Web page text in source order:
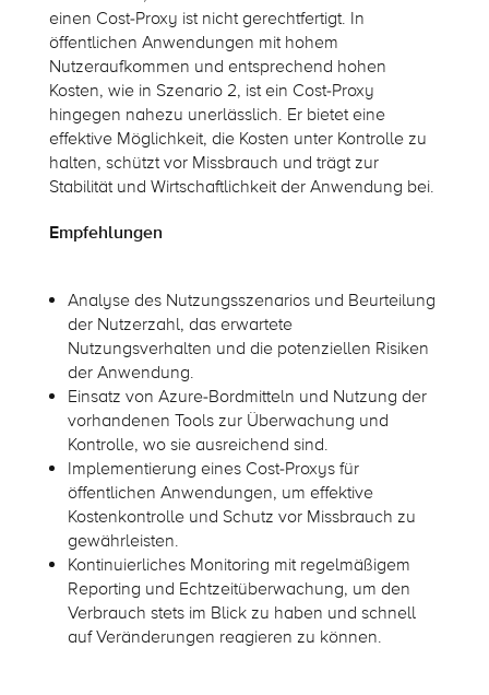
einen Cost-Proxy ist nicht gerechtfertigt. In
öffentlichen Anwendungen mit hohem
Nutzeraufkommen und entsprechend hohen
Kosten, wie in Szenario 2, ist ein Cost-Proxy
hingegen nahezu unerlässlich. Er bietet eine
effektive Möglichkeit, die Kosten unter Kontrolle zu
halten, schützt vor Missbrauch und trägt zur
Stabilität und Wirtschaftlichkeit der Anwendung bei.
Empfehlungen
Analyse des Nutzungsszenarios und Beurteilung
der Nutzerzahl, das erwartete
Nutzungsverhalten und die potenziellen Risiken
der Anwendung.
Einsatz von Azure-Bordmitteln und Nutzung der
vorhandenen Tools zur Überwachung und
Kontrolle, wo sie ausreichend sind.
Implementierung eines Cost-Proxys für
öffentlichen Anwendungen, um effektive
Kostenkontrolle und Schutz vor Missbrauch zu
gewährleisten.
Kontinuierliches Monitoring mit regelmäßigem
Reporting und Echtzeitüberwachung, um den
Verbrauch stets im Blick zu haben und schnell
auf Veränderungen reagieren zu können.